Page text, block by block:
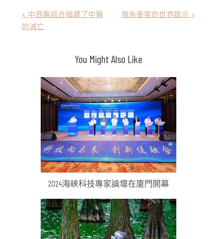
< 中西醫結合暗藏了中醫
的滅亡
俄烏衝突的世界啟示 >
You Might Also Like
2024海峽科技專家論壇在廈門開幕